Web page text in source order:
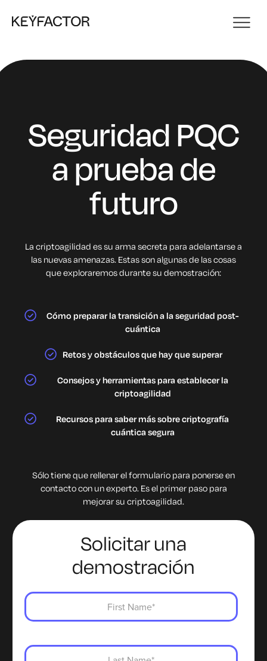
Seguridad PQC
a prueba de
futuro
La criptoagilidad es su arma secreta para adelantarse a
las nuevas amenazas. Estas son algunas de las cosas
que exploraremos durante su demostración:
Cómo preparar la transición a la seguridad post-
cuántica
Retos y obstáculos que hay que superar
Consejos y herramientas para establecer la
criptoagilidad
Recursos para saber más sobre criptografía
cuántica segura
Sólo tiene que rellenar el formulario para ponerse en
contacto con un experto. Es el primer paso para
mejorar su criptoagilidad.
Solicitar una
demostración